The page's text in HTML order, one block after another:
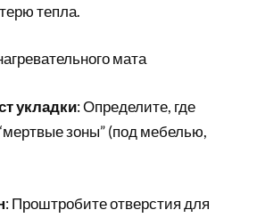
тепла.
мата
укладки: Определите, где
зоны” (под мебелью,
: Проштробите отверстия для